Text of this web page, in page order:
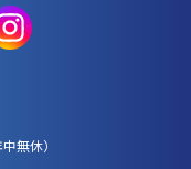
無休）